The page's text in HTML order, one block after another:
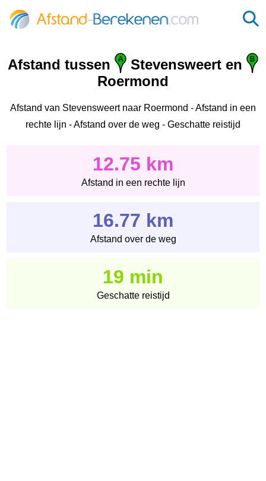
Afstand tussen
Stevensweert en
Roermond
Afstand van Stevensweert naar Roermond - Afstand in een
rechte lijn - Afstand over de weg - Geschatte reistijd
12.75 km
Afstand in een rechte lijn
16.77 km
Afstand over de weg
19 min
Geschatte reistijd